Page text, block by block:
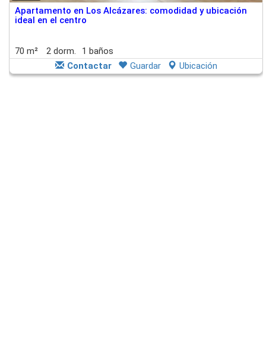
Apartamento en Los Alcázares: comodidad y ubicación
ideal en el centro
70 m² 2 dorm.
1 baños
Contactar
Guardar Ubicación